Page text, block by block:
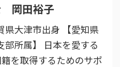
岡田裕子
県大津市出身 【愛知県
所属】 日本を愛する
を取得するためのサポ